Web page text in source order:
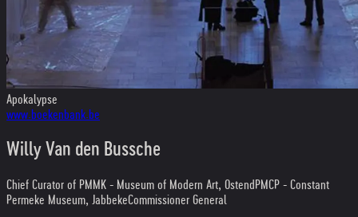
Apokalypse
www.boekenbank.be
Willy Van den Bussche
Chief Curator of PMMK - Museum of Modern Art, Ostend PMCP - Constant
Permeke Museum, JabbekeCommissioner General